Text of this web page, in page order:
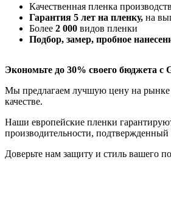
Качественная пленка
Гарантия 5 лет на пленку, на
Более 2 000 видов пленки
Подбор, замер, пробное
Экономьте до 30% своего бюджета с
Мы предлагаем лучшую цену на рынке
качестве.
Наши европейские пленки
производительности, подтвержденный
Доверьте нам защиту и стиль вашего